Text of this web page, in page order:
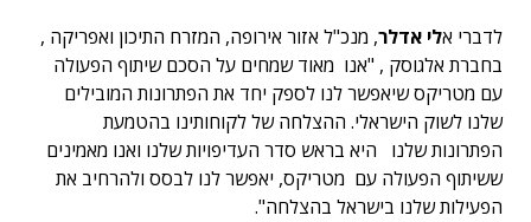
לדברי אלי אדלר, מנכ"ל אזור אירופה, המזרח התיכון ואפריקה ,
בחברת אלגוסק , "אנו מאוד שמחים על הסכם שיתוף הפעולה
עם מטריקס שיאפשר לנו לספק יחד את הפתרונות המובילים
שלנו לשוק הישראלי. ההצלחה של לקוחותינו בהטמעת
הפתרונות שלנו היא בראש סדר העדיפויות שלנו ואנו מאמינים
ששיתוף הפעולה עם מטריקס, יאפשר לנו לבסס ולהרחיב את
הפעילות שלנו בישראל בהצלחה".